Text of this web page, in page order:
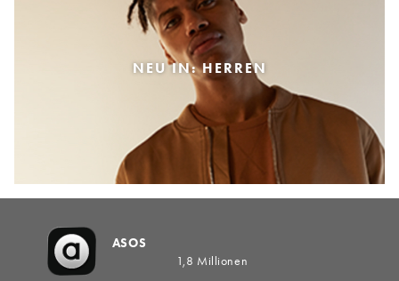
NEU IN: HERREN
ASOS
1,8 Millionen